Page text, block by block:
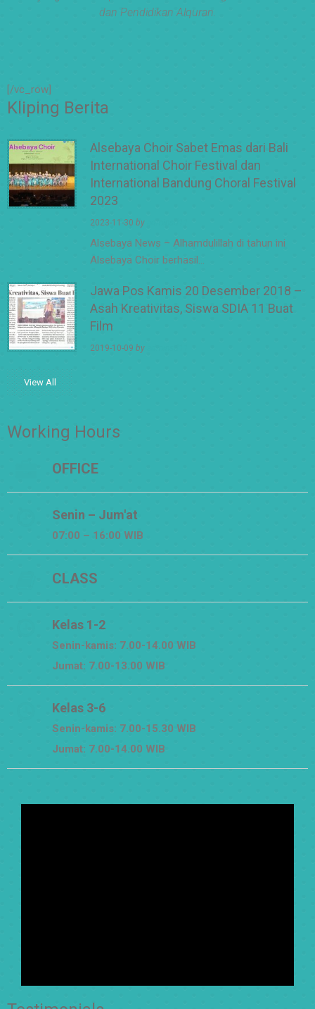
dan Pendidikan Alquran.
[/vc_row]
Kliping Berita
Alsebaya Choir Sabet Emas dari Bali
International Choir Festival dan
International Bandung Choral Festival
2023
2023-11-30 by
Alsebaya News – Alhamdulillah di tahun ini
Alsebaya Choir berhasil…
Jawa Pos Kamis 20 Desember 2018 –
Asah Kreativitas, Siswa SDIA 11 Buat
Film
2019-10-09 by
View All
Working Hours
OFFICE
Senin – Jum'at
07:00 – 16:00 WIB
CLASS
Kelas 1-2
Senin-kamis: 7.00-14.00 WIB
Jumat: 7.00-13.00 WIB
Kelas 3-6
Senin-kamis: 7.00-15.30 WIB
Jumat: 7.00-14.00 WIB